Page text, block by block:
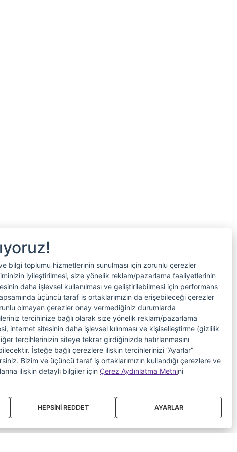
bilgi toplumu hizmetlerinin sunulması için zorunlu çerezler
iyileştirilmesi, size yönelik reklam/pazarlama faaliyetlerinin
daha işlevsel kullanılması ve geliştirilebilmesi için performans
üçüncü taraf iş ortaklarımızın da erişebileceği çerezler
olmayan çerezler onay vermediğiniz durumlarda
tercihinize bağlı olarak size yönelik reklam/pazarlama
internet sitesinin daha işlevsel kılınması ve kişiselleştirme (gizlilik
tercihlerinizin siteye tekrar girdiğinizde hatırlanmasını
İsteğe bağlı çerezlere ilişkin tercihlerinizi “Ayarlar”
Bizim ve üçüncü taraf iş ortaklarımızın kullandığı çerezlere ve
ilişkin detaylı bilgiler için Çerez Aydınlatma Metnini
HEPSİNİ REDDET AYARLAR